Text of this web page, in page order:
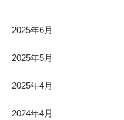
2025年6月
2025年5月
2025年4月
2024年4月